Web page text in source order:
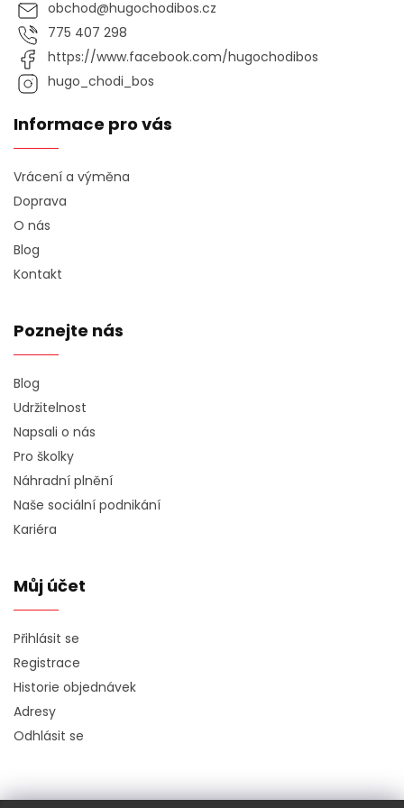
obchod@hugochodibos.cz
775 407 298
https://www.facebook.com/hugochodibos
hugo_chodi_bos
Informace pro vás
Vrácení a výměna
Doprava
O nás
Blog
Kontakt
Poznejte nás
Blog
Udržitelnost
Napsali o nás
Pro školky
Náhradní plnění
Naše sociální podnikání
Kariéra
Můj účet
Přihlásit se
Registrace
Historie objednávek
Adresy
Odhlásit se